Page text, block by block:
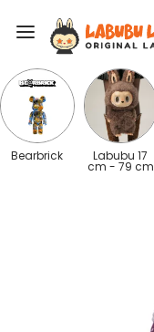
Bearbrick Labubu 17
cm - 79 cm